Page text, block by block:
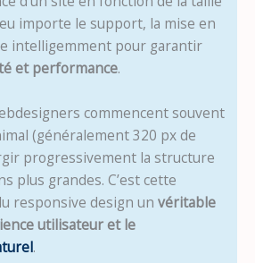
importe le support, la mise en
intelligemment pour garantir
et performance.
commencent souvent
(généralement 320 px de
progressivement la structure
plus grandes. C’est cette
responsive design unvéritable
utilisateur et le
.